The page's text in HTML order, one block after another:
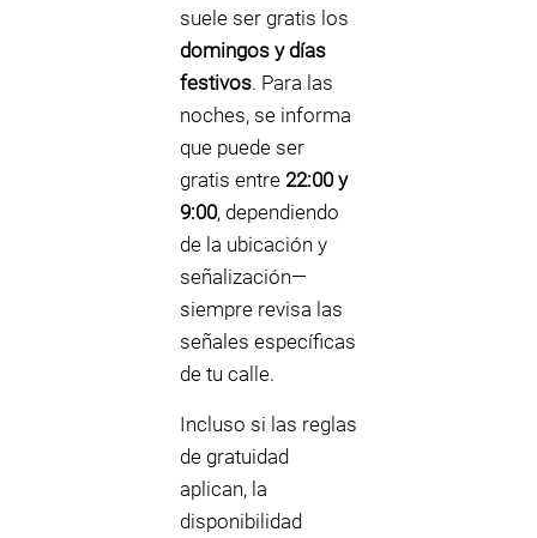
suele ser gratis los
domingos y días
festivos. Para las
noches, se informa
que puede ser
gratis entre 22:00 y
9:00, dependiendo
de la ubicación y
señalización—
siempre revisa las
señales específicas
de tu calle.
Incluso si las reglas
de gratuidad
aplican, la
disponibilidad